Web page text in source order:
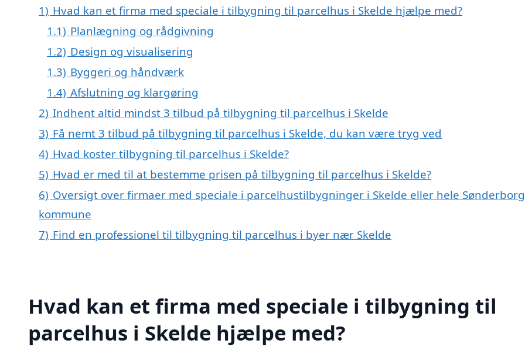
1) Hvad kan et firma med speciale i tilbygning til parcelhus i Skelde hjælpe med?
1.1) Planlægning og rådgivning
1.2) Design og visualisering
1.3) Byggeri og håndværk
1.4) Afslutning og klargøring
2) Indhent altid mindst 3 tilbud på tilbygning til parcelhus i Skelde
3) Få nemt 3 tilbud på tilbygning til parcelhus i Skelde, du kan være tryg ved
4) Hvad koster tilbygning til parcelhus i Skelde?
5) Hvad er med til at bestemme prisen på tilbygning til parcelhus i Skelde?
6) Oversigt over firmaer med speciale i parcelhustilbygninger i Skelde eller hele Sønderborg
kommune
7) Find en professionel til tilbygning til parcelhus i byer nær Skelde
Hvad kan et firma med speciale i tilbygning til
parcelhus i Skelde hjælpe med?